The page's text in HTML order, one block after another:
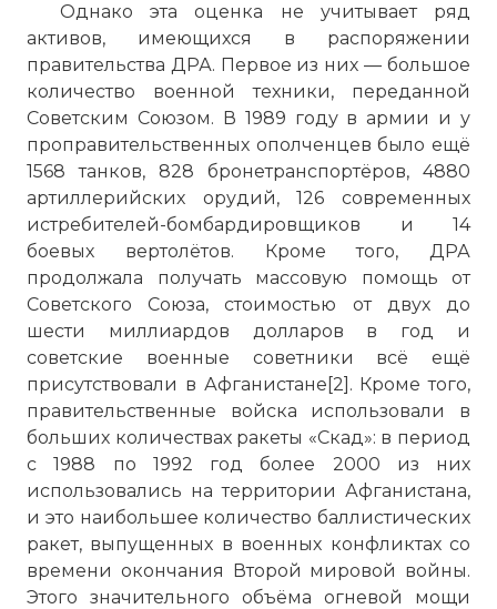
Однако эта оценка не учитывает ряд
активов, имеющихся в распоряжении
правительства ДРА. Первое из них — большое
количество военной техники, переданной
Советским Союзом. В 1989 году в армии и у
проправительственных ополченцев было ещё
1568 танков, 828 бронетранспортёров, 4880
артиллерийских орудий, 126 современных
истребителей-бомбардировщиков и 14
боевых вертолётов. Кроме того, ДРА
продолжала получать массовую помощь от
Советского Союза, стоимостью от двух до
шести миллиардов долларов в год и
советские военные советники всё ещё
присутствовали в Афганистане[2]. Кроме того,
правительственные войска использовали в
больших количествах ракеты «Скад»: в период
с 1988 по 1992 год более 2000 из них
использовались на территории Афганистана,
и это наибольшее количество баллистических
ракет, выпущенных в военных конфликтах со
времени окончания Второй мировой войны.
Этого значительного объёма огневой мощи